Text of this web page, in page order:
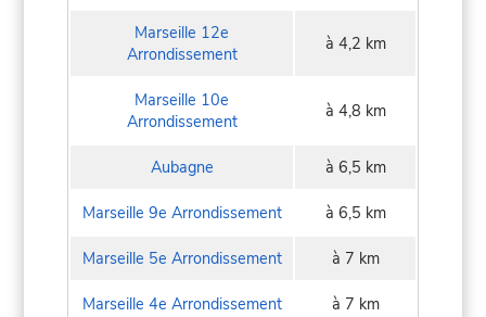
Marseille 12e
Arrondissement
à 4,2 km
Marseille 10e
Arrondissement
à 4,8 km
Aubagne à 6,5 km
Marseille 9e Arrondissement à 6,5 km
Marseille 5e Arrondissement à 7 km
Marseille 4e Arrondissement à 7 km